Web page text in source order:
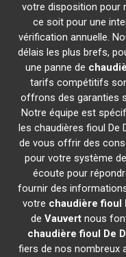
votre disposition pour
ce soit pour une
vérification annuelle.
délais les plus brefs,
une panne de
tarifs compétitifs
offrons des garanties
Notre équipe est
les chaudières fioul De
de vous offrir des
pour votre système
écoute pour
fournir des
votre chaudière fioul
de Vauvertnous
chaudière fioul De
fiers de nos nombreux